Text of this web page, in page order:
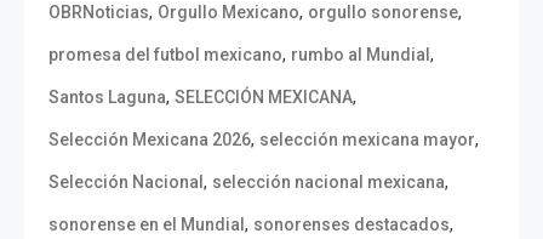
OBRNoticias, Orgullo Mexicano, orgullo sonorense,
promesa del futbol mexicano, rumbo al Mundial ,
Santos Laguna, SELECCIÓN MEXICANA,
Selección Mexicana 2026, selección mexicana mayor,
Selección Nacional , selección nacional mexicana,
sonorense en el Mundial , sonorenses destacados,